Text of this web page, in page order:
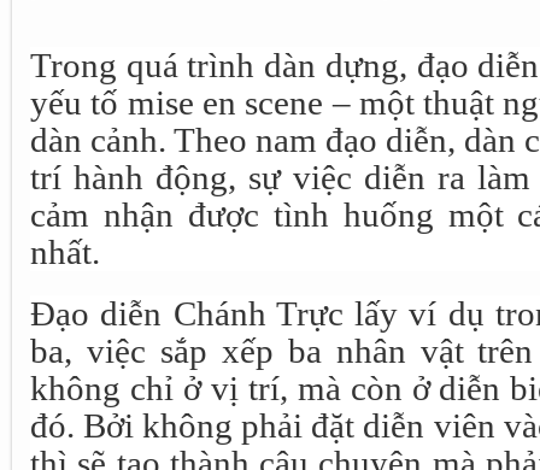
Trong quá trình dàn dựng, đạo
yếu tố mise en scene – một thuật
dàn cảnh. Theo nam đạo diễn, dàn
trí hành động, sự việc diễn ra
cảm nhận được tình huống một
nhất.
Đạo diễn Chánh Trực lấy ví dụ
ba, việc sắp xếp ba nhân vật
không chỉ ở vị trí, mà còn ở diễn
đó. Bởi không phải đặt diễn viên